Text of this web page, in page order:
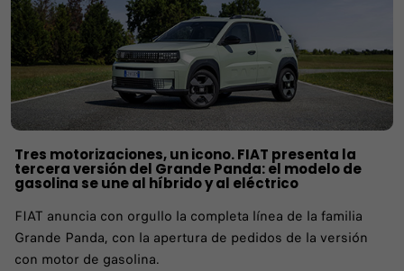
Tres motorizaciones, un icono. FIAT presenta la
tercera versión del Grande Panda: el modelo de
gasolina se une al híbrido y al eléctrico
FIAT anuncia con orgullo la completa línea de la familia
Grande Panda, con la apertura de pedidos de la versión
con motor de gasolina.